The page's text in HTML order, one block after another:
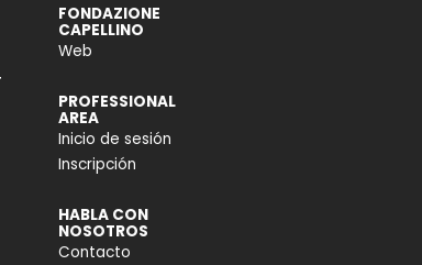
FONDAZIONE
CAPELLINO
Web
PROFESSIONAL
AREA
Inicio de sesión
Inscripción
HABLA CON
NOSOTROS
Contacto